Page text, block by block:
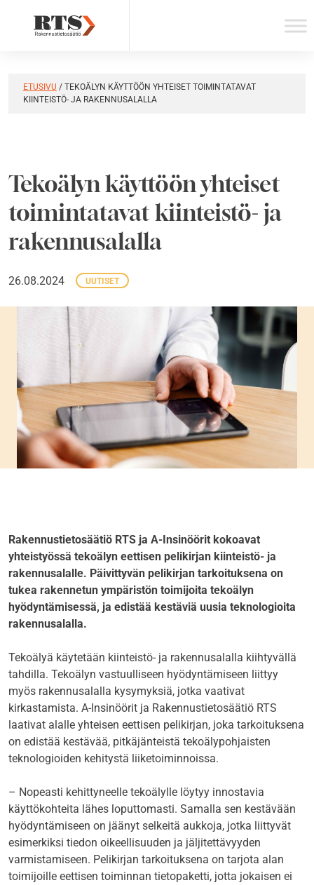
ETUSIVU / TEKOÄLYN KÄYTTÖÖN YHTEISET TOIMINTATAVAT
KIINTEISTÖ- JA RAKENNUSALALLA
Tekoälyn käyttöön yhteiset
toimintatavat kiinteistö- ja
rakennusalalla
26.08.2024 UUTISET
Rakennustietosäätiö RTS ja A-Insinöörit kokoavat
yhteistyössä tekoälyn eettisen pelikirjan kiinteistö- ja
rakennusalalle. Päivittyvän pelikirjan tarkoituksena on
tukea rakennetun ympäristön toimijoita tekoälyn
hyödyntämisessä, ja edistää kestäviä uusia teknologioita
rakennusalalla.
Tekoälyä käytetään kiinteistö- ja rakennusalalla kiihtyvällä
tahdilla. Tekoälyn vastuulliseen hyödyntämiseen liittyy
myös rakennusalalla kysymyksiä, jotka vaativat
kirkastamista. A-Insinöörit ja Rakennustietosäätiö RTS
laativat alalle yhteisen eettisen pelikirjan, joka tarkoituksena
on edistää kestävää, pitkäjänteistä tekoälypohjaisten
teknologioiden kehitystä liiketoiminnoissa.
– Nopeasti kehittyneelle tekoälylle löytyy innostavia
käyttökohteita lähes loputtomasti. Samalla sen kestävään
hyödyntämiseen on jäänyt selkeitä aukkoja, jotka liittyvät
esimerkiksi tiedon oikeellisuuden ja jäljitettävyyden
varmistamiseen. Pelikirjan tarkoituksena on tarjota alan
toimijoille eettisen toiminnan tietopaketti, jotta jokaisen ei